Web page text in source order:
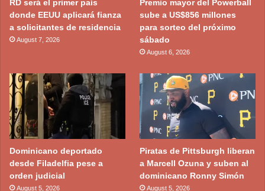
RD será el primer país
donde EEUU aplicará fianza
a solicitantes de residencia
August 7, 2026
Premio mayor del Powerball
sube a US$856 millones
para sorteo del próximo
sábado
August 6, 2026
Dominicano deportado
desde Filadelfia pese a
orden judicial
August 5, 2026
Piratas de Pittsburgh liberan
a Marcell Ozuna y suben al
dominicano Ronny Simón
August 5, 2026